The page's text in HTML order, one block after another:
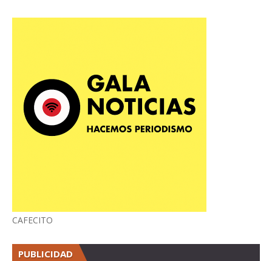
CAFECITO
PUBLICIDAD